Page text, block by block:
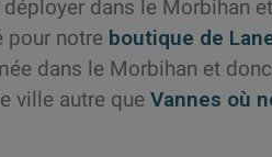
déployer dans le Morbihan
pour notre boutique de
dans le Morbihan et
ville autre que Vannes où